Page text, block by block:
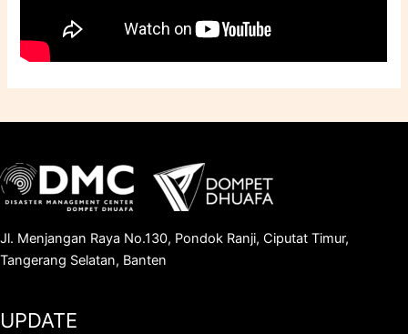
Jl. Menjangan Raya No.130, Pondok Ranji, Ciputat Timur,
Tangerang Selatan, Banten
UPDATE